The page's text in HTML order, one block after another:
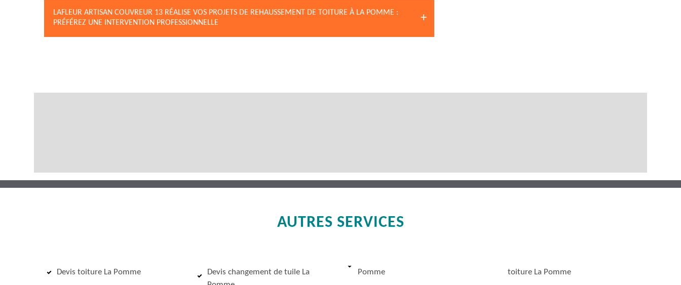
LAFLEUR ARTISAN COUVREUR 13 RÉALISE VOS PROJETS DE REHAUSSEMENT DE TOITURE À LA POMME :
PRÉFÉREZ UNE INTERVENTION PROFESSIONNELLE
AUTRES SERVICES
Devis toiture La Pomme
Devis changement de tuile La
Pomme toiture La Pomme